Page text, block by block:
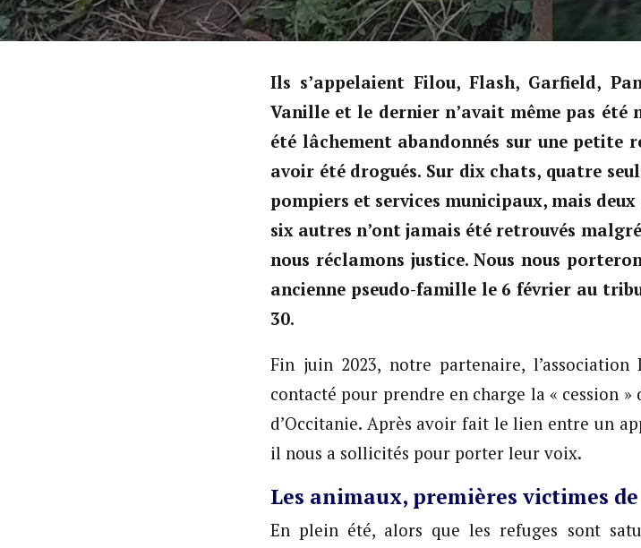
Ils s’appelaient Filou, Flash, Garfield,
Vanille et le dernier n’avait même pas été
été lâchement abandonnés sur une petite
avoir été drogués. Sur dix chats, quatre
pompiers et services municipaux, mais deux
six autres n’ont jamais été retrouvés malgré
nous réclamons justice. Nous nous
ancienne pseudo-famille le 6 février au
30.
Fin juin 2023, notre partenaire,
contacté pour prendre en charge la « cession
d’Occitanie. Après avoir fait le lien entre un
il nous a sollicités pour porter leur voix.
Les animaux, premières victimes
En plein été, alors que les refuges sont